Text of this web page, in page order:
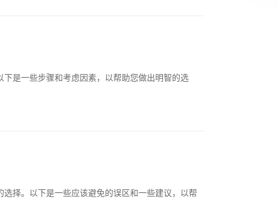
是一些步骤和考虑因素，以帮助您做出明智的选
择。以下是一些应该避免的误区和一些建议，以帮